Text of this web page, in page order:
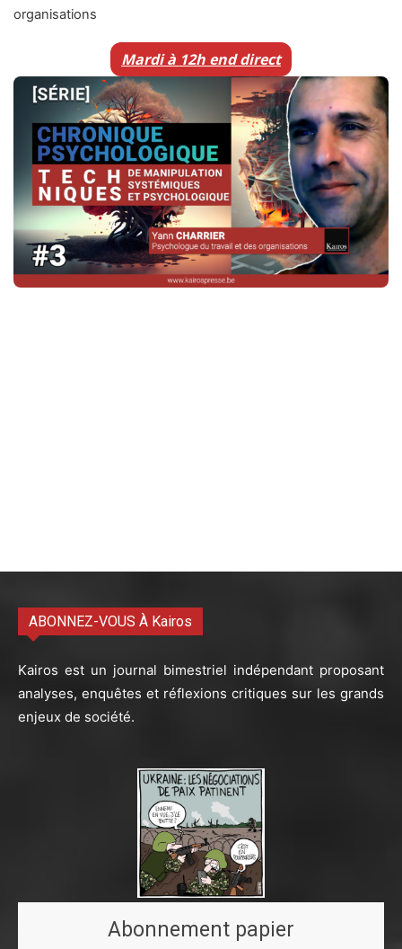
organisations
Mardi à 12h end direct
ABONNEZ-VOUS À Kairos
Kairos est un journal bimestriel indépendant proposant
analyses, enquêtes et réflexions critiques sur les grands
enjeux de société.
Abonnement papier